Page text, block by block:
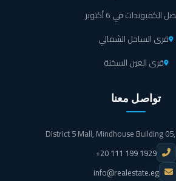
الكمبوندات في 6 أكتوبر
قرى الساحل الشمالي
قرى العين السخنة
تواصل معنا
District 5 Mall, Mindhouse Building
+20 111 199 1929
info@realestate.eg